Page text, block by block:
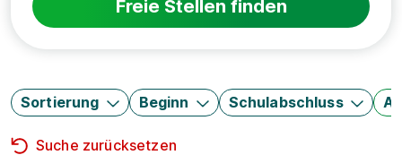
Freie Stellen finden
Sortierung Beginn Schulabschluss
Suche zurücksetzen